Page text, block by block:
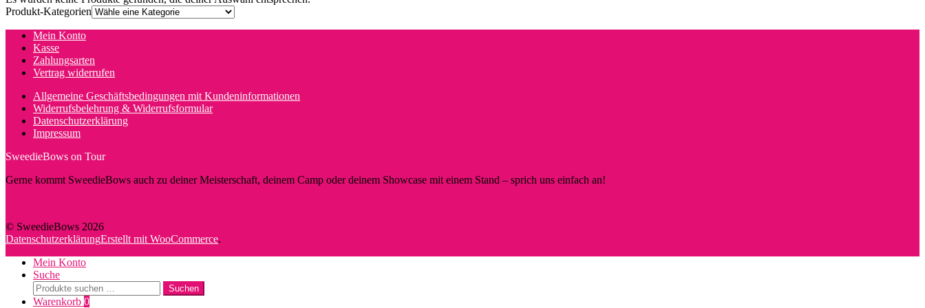
Produkt-Kategorien
Mein Konto
Kasse
Zahlungsarten
Vertrag widerrufen
Allgemeine Geschäftsbedingungen mit Kundeninformationen
Widerrufsbelehrung & Widerrufsformular
Datenschutzerklärung
Impressum
SweedieBows on Tour
Gerne kommt SweedieBows auch zu deiner Meisterschaft, deinem Camp oder deinem Showcase mit einem Stand – sprich uns einfach an!
© SweedieBows 2026
DatenschutzerklärungErstellt mit WooCommerce.
Mein Konto
Suche
Suche
nach:
Suchen
Warenkorb 0